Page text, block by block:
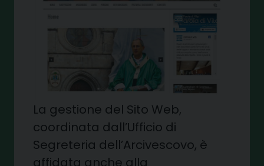
La gestione del Sito Web,
coordinata dall’Ufficio di
Segreteria dell’Arcivescovo, è
affidata anche alla